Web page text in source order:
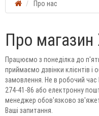
Про нас
Про
Працюємо з понеділка до
приймаємо дзвінки клієнтів
замовлення. Не в робочий
274-41-86 або електронну
менеджер обов'язково
Ваші запитання.